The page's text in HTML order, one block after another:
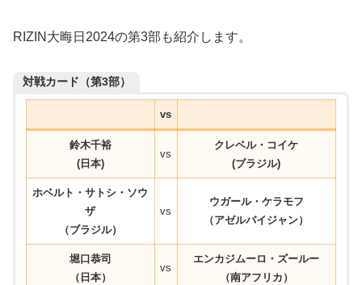
RIZIN大晦日2024の第3部も紹介します。
対戦カード（第3部）
vs
鈴木千裕
(日本)
vs
クレベル・コイケ
(ブラジル)
ホベルト・サトシ・ソウ
ザ
（ブラジル）
vs
ウガール・ケラモフ
（アゼルバイジャン）
堀口恭司
（日本）
vs
エンカジムーロ・ズールー
（南アフリカ）